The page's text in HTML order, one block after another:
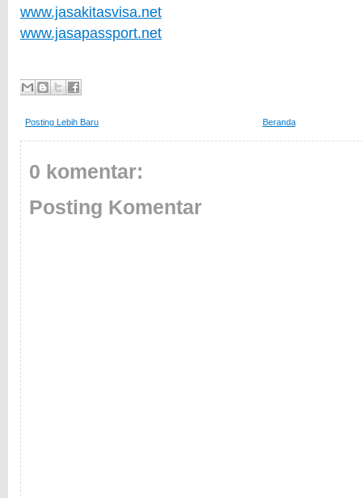
www.jasakitasvisa.net
www.jasapassport.net
Posting Lebih Baru Beranda
0 komentar:
Posting Komentar